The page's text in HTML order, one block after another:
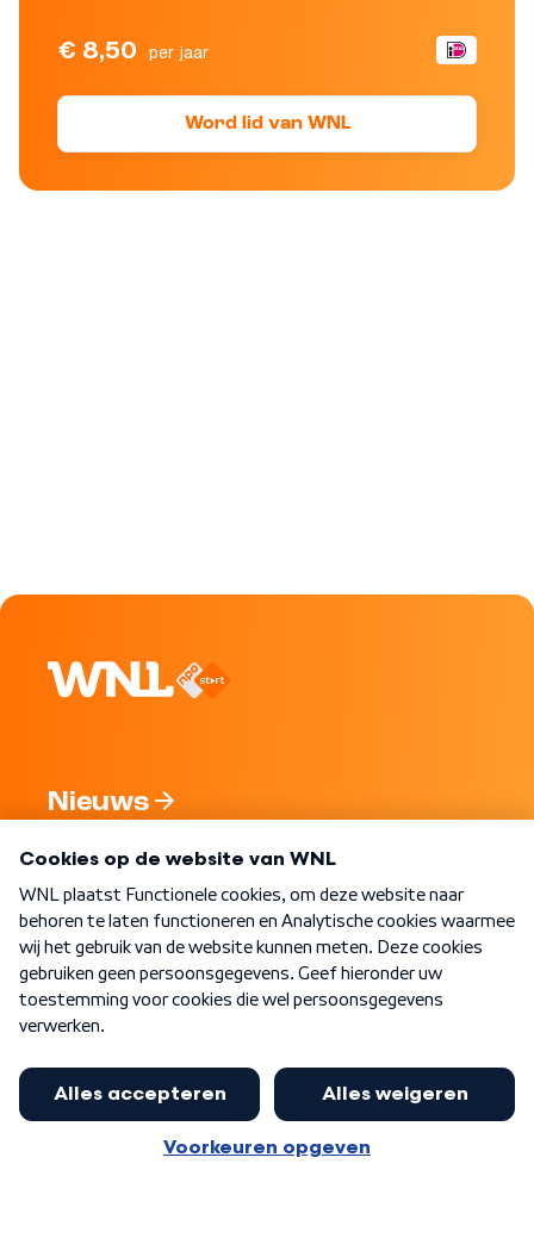
€ 8,50 per jaar
Word lid van WNL
Nieuws
Nieuwsbrief
Word Lid